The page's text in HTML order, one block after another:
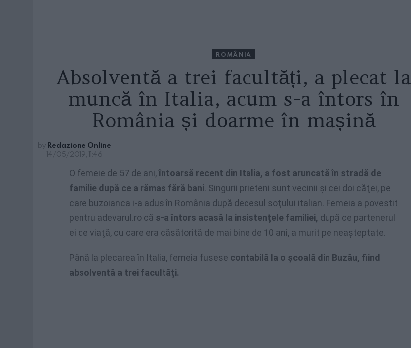
ROMÂNIA
Absolventă a trei facultăți, a plecat la
muncă în Italia, acum s-a întors în
România și doarme în mașină
by Redazione Online
14/05/2019, 11:46
O femeie de 57 de ani,întoarsă recent din Italia, a fost aruncată în stradă de
familie după ce a rămas fără bani. Singurii prieteni sunt vecinii şi cei doi căţei, pe
care buzoianca i-a adus în România după decesul soţului italian. Femeia a povestit
pentru adevarul.ro că s-a întors acasă la insistenţele familiei, după ce partenerul
ei de viaţă, cu care era căsătorită de mai bine de 10 ani, a murit pe neaşteptate.
Până la plecarea în Italia, femeia fusese contabilă la o şcoală din Buzău, fiind
absolventă a trei facultăţi.